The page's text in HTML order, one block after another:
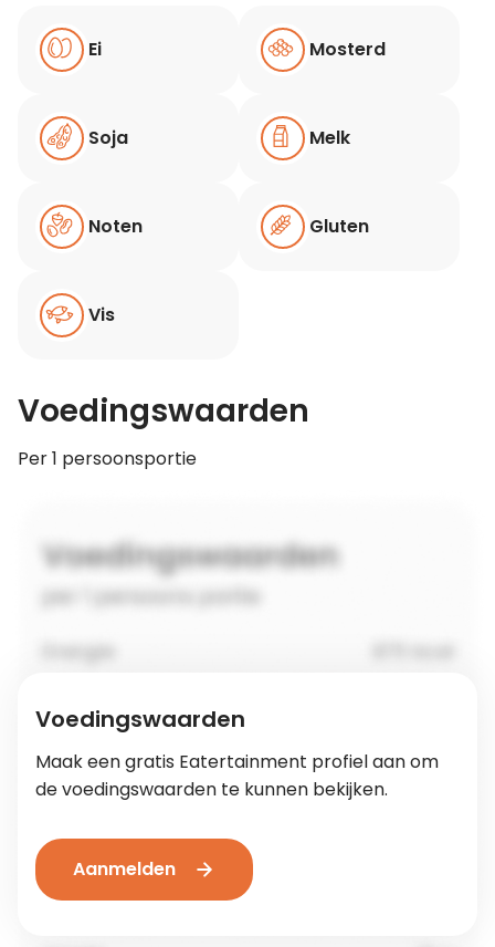
Ei Mosterd
Soja Melk
Noten Gluten
Vis
Voedingswaarden
Per 1 persoonsportie
Voedingswaarden
Maak een gratis Eatertainment profiel aan om
de voedingswaarden te kunnen bekijken.
Aanmelden